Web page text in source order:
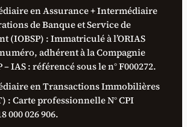
en Assurance + Intermédiaire
de Banque et Service de
(IOBSP) : Immatriculé à l’ORIAS
adhérent à la Compagnie
– IAS : référencé sous le n° F000272.
en Transactions Immobilières
: Carte professionnelle N° CPI
000 026 906.